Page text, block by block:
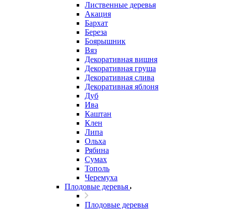
Лиственные деревья
Акация
Бархат
Береза
Боярышник
Вяз
Декоративная вишня
Декоративная груша
Декоративная слива
Декоративная яблоня
Дуб
Ива
Каштан
Клен
Липа
Ольха
Рябина
Сумах
Тополь
Черемуха
Плодовые деревья
Плодовые деревья